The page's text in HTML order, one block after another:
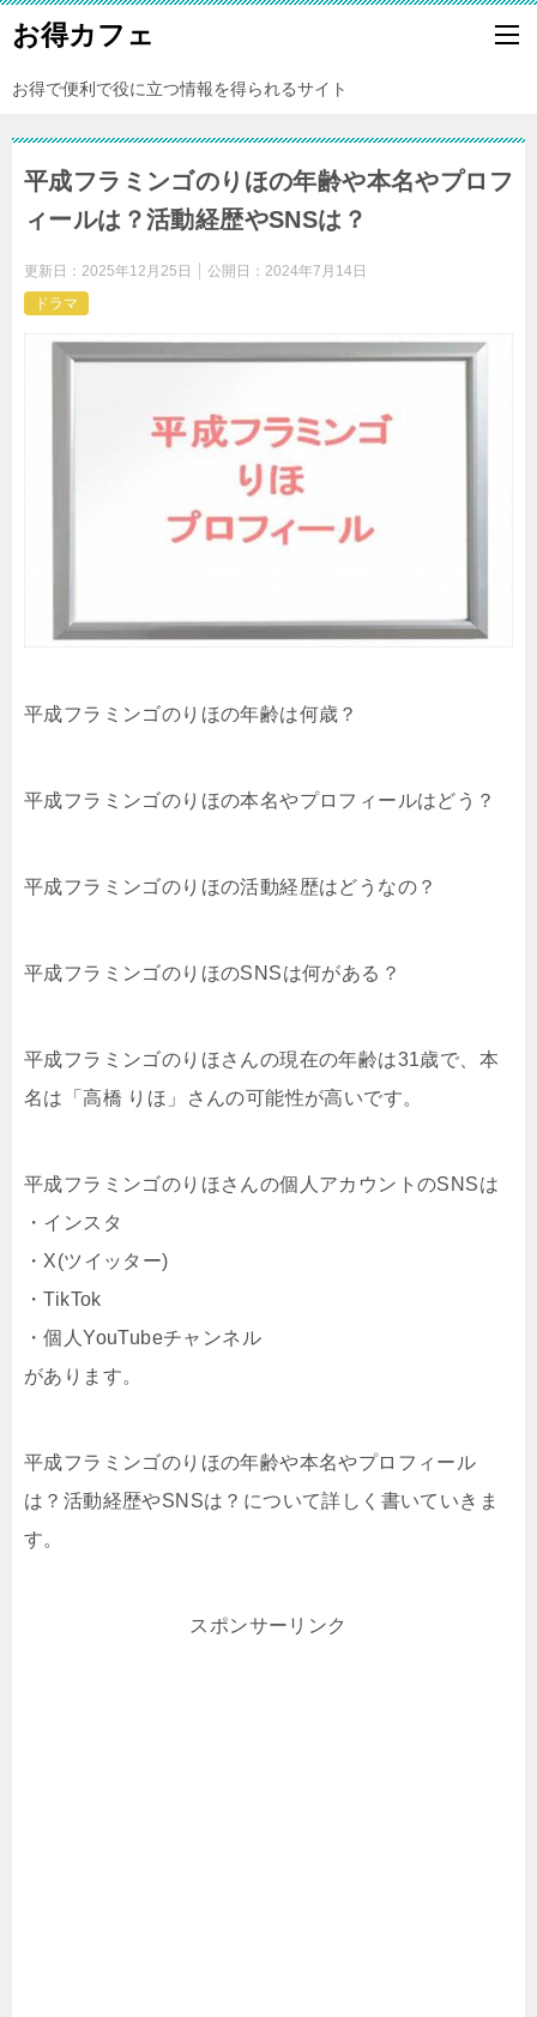
お得カフェ
お得で便利で役に立つ情報を得られるサイト
平成フラミンゴのりほの年齢や本名やプロフ
ィールは？活動経歴やSNSは？
更新日： 2025年12月25日 公開日： 2024年7月14日
ドラマ
平成フラミンゴのりほの年齢は何歳？
平成フラミンゴのりほの本名やプロフィールはどう？
平成フラミンゴのりほの活動経歴はどうなの？
平成フラミンゴのりほのSNSは何がある？
平成フラミンゴのりほさんの現在の年齢は31歳で、本
名は「高橋 りほ」さんの可能性が高いです。
平成フラミンゴのりほさんの個人アカウントのSNSは
・インスタ
・X(ツイッター)
・TikTok
・個人YouTubeチャンネル
があります。
平成フラミンゴのりほの年齢や本名やプロフィール
は？活動経歴やSNSは？について詳しく書いていきま
す。
スポンサーリンク